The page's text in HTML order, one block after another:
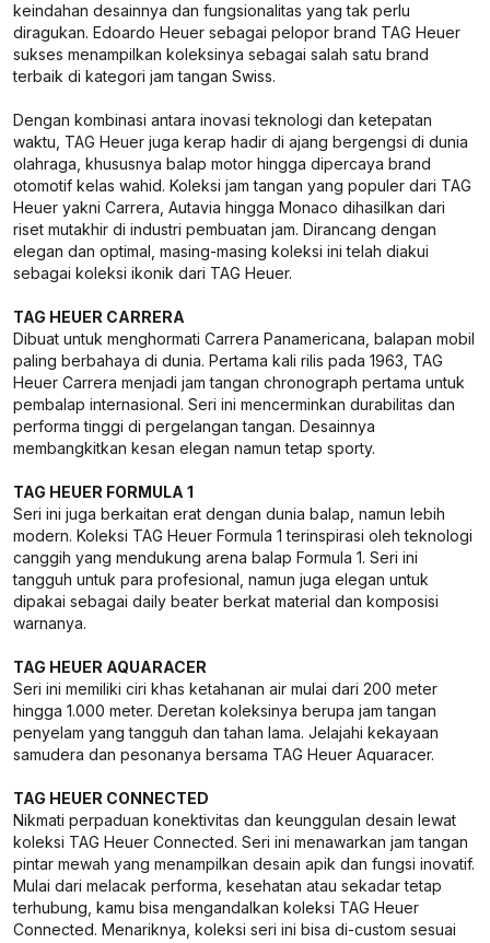
keindahan desainnya dan fungsionalitas yang tak perlu
diragukan. Edoardo Heuer sebagai pelopor brand TAG Heuer
sukses menampilkan koleksinya sebagai salah satu brand
terbaik di kategori jam tangan Swiss.
Dengan kombinasi antara inovasi teknologi dan ketepatan
waktu, TAG Heuer juga kerap hadir di ajang bergengsi di dunia
olahraga, khususnya balap motor hingga dipercaya brand
otomotif kelas wahid. Koleksi jam tangan yang populer dari TAG
Heuer yakni Carrera, Autavia hingga Monaco dihasilkan dari
riset mutakhir di industri pembuatan jam. Dirancang dengan
elegan dan optimal, masing-masing koleksi ini telah diakui
sebagai koleksi ikonik dari TAG Heuer.
TAG HEUER CARRERA
Dibuat untuk menghormati Carrera Panamericana, balapan mobil
paling berbahaya di dunia. Pertama kali rilis pada 1963, TAG
Heuer Carrera menjadi jam tangan chronograph pertama untuk
pembalap internasional. Seri ini mencerminkan durabilitas dan
performa tinggi di pergelangan tangan. Desainnya
membangkitkan kesan elegan namun tetap sporty.
TAG HEUER FORMULA 1
Seri ini juga berkaitan erat dengan dunia balap, namun lebih
modern. Koleksi TAG Heuer Formula 1 terinspirasi oleh teknologi
canggih yang mendukung arena balap Formula 1. Seri ini
tangguh untuk para profesional, namun juga elegan untuk
dipakai sebagai daily beater berkat material dan komposisi
warnanya.
TAG HEUER AQUARACER
Seri ini memiliki ciri khas ketahanan air mulai dari 200 meter
hingga 1.000 meter. Deretan koleksinya berupa jam tangan
penyelam yang tangguh dan tahan lama. Jelajahi kekayaan
samudera dan pesonanya bersama TAG Heuer Aquaracer.
TAG HEUER CONNECTED
Nikmati perpaduan konektivitas dan keunggulan desain lewat
koleksi TAG Heuer Connected. Seri ini menawarkan jam tangan
pintar mewah yang menampilkan desain apik dan fungsi inovatif.
Mulai dari melacak performa, kesehatan atau sekadar tetap
terhubung, kamu bisa mengandalkan koleksi TAG Heuer
Connected. Menariknya, koleksi seri ini bisa di-custom sesuai